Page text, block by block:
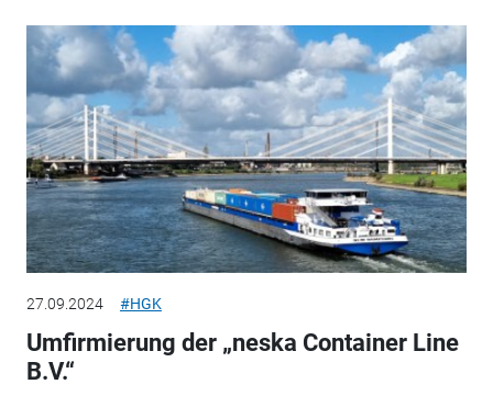
27.09.2024 #HGK
Umfirmierung der „neska Container Line
B.V.“